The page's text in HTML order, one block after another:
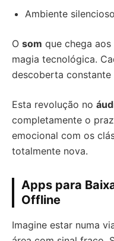
Ambiente
O som que chega
magia tecnológica.
descoberta constante
Esta revolução no
completamente o
emocional com os
totalmente nova.
Apps para
Offline
Imagine estar numa